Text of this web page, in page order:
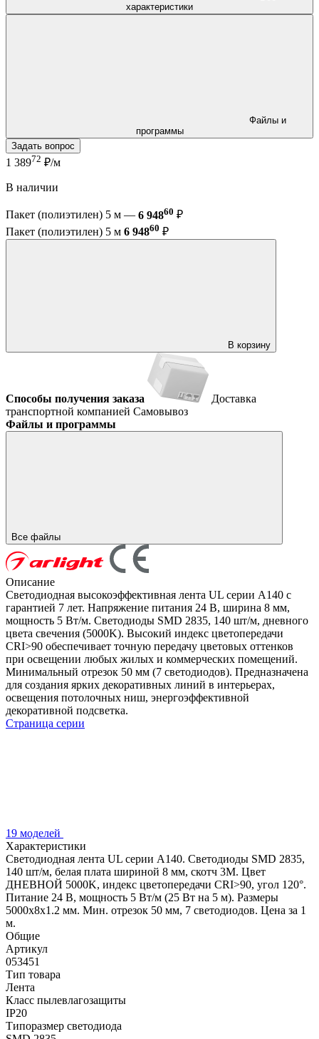
характеристики
программы
Задать вопрос
1 38972 ₽/м
В наличии
Пакет (полиэтилен) 5 м — 6 94860 ₽
Пакет (полиэтилен) 5 м 6 94860 ₽
В корзину
Способы получения заказа
Доставка
транспортной компанией Самовывоз
Файлы и программы
Все файлы
Описание
Светодиодная высокоэффективная лента UL серии A140 с
гарантией 7 лет. Напряжение питания 24 В, ширина 8 мм,
мощность 5 Вт/м. Светодиоды SMD 2835, 140 шт/м, дневного
цвета свечения (5000K). Высокий индекс цветопередачи
CRI>90 обеспечивает точную передачу цветовых оттенков
при освещении любых жилых и коммерческих помещений.
Минимальный отрезок 50 мм (7 светодиодов). Предназначена
для создания ярких декоративных линий в интерьерах,
освещения потолочных ниш, энергоэффективной
декоративной подсветка.
Страница серии
19 моделей
Характеристики
Светодиодная лента UL серии A140. Светодиоды SMD 2835,
140 шт/м, белая плата шириной 8 мм, скотч 3M. Цвет
ДНЕВНОЙ 5000K, индекс цветопередачи CRI>90, угол 120°.
Питание 24 В, мощность 5 Вт/м (25 Вт на 5 м). Размеры
5000x8x1.2 мм. Мин. отрезок 50 мм, 7 светодиодов. Цена за 1
м.
Общие
Артикул
053451
Тип товара
Лента
Класс пылевлагозащиты
IP20
Типоразмер светодиода